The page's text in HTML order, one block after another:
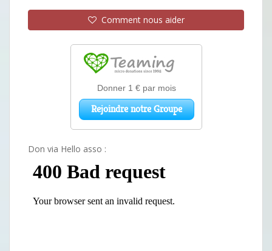
Comment nous aider
Don via Hello asso :